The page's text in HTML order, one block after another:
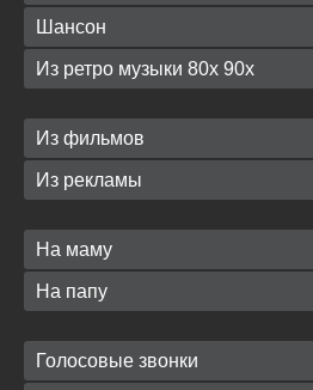
Шансон
Из ретро музыки 80х 90х
Из фильмов
Из рекламы
На маму
На папу
Голосовые звонки